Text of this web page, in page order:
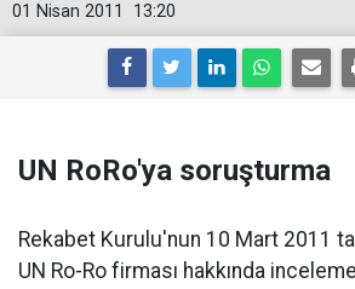
13:20
01 Nisan 2011
UN RoRo'ya soruşturma
Rekabet Kurulu'nun 10 Mart 2011
UN Ro-Ro firması hakkında